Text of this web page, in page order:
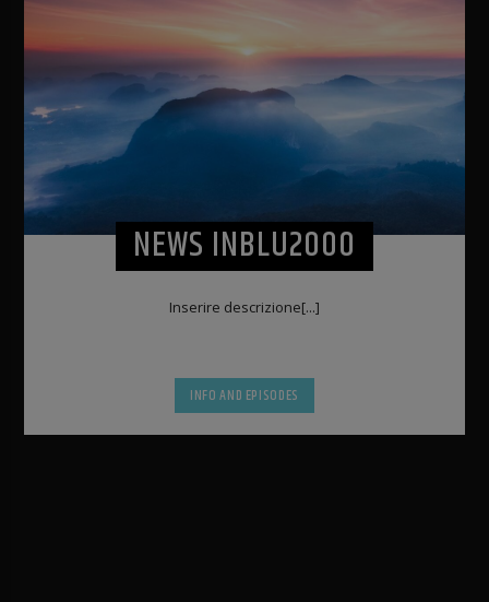
NEWS INBLU2000
Inserire descrizione[...]
INFO AND EPISODES